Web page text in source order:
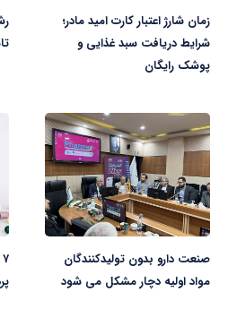
زمان شارژ اعتبار کارت امید مادر؛
شرایط دریافت سبد غذایی و
پوشک رایگان
صنعت دارو بدون تولیدکنندگان
مواد اولیه دچار مشکل می شود